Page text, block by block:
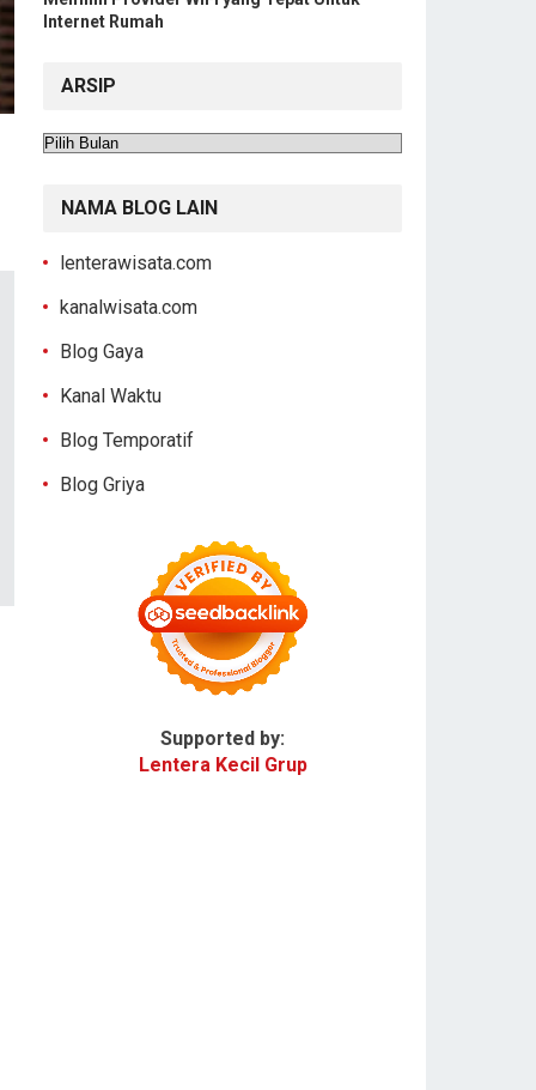
Internet Rumah
ARSIP
Arsip
NAMA BLOG LAIN
lenterawisata.com
kanalwisata.com
Blog Gaya
Kanal Waktu
Blog Temporatif
Blog Griya
Supported by:
Lentera Kecil Grup